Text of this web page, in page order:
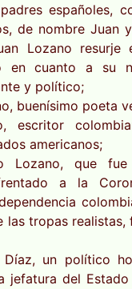
españoles,
de nombre Juan
Lozano resurje
en cuanto a su
y político;
buenísimo poeta
escritor
americanos;
Lozano, que
a la
las tropas realistas,
un político
jefatura del